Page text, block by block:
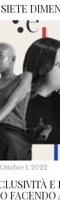
Ottobre 1, 2022
E
FACENDO